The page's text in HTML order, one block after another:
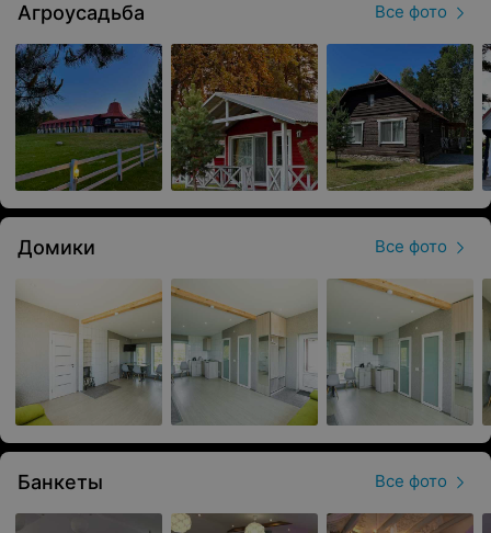
Агроусадьба Все фото
Домики Все фото
Банкеты Все фото